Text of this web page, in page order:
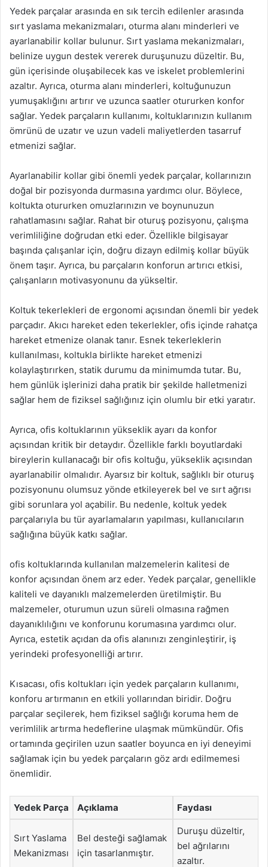
Yedek parçalar arasında en sık tercih edilenler arasında
sırt yaslama mekanizmaları, oturma alanı minderleri ve
ayarlanabilir kollar bulunur. Sırt yaslama mekanizmaları,
belinize uygun destek vererek duruşunuzu düzeltir. Bu,
gün içerisinde oluşabilecek kas ve iskelet problemlerini
azaltır. Ayrıca, oturma alanı minderleri, koltuğunuzun
yumuşaklığını artırır ve uzunca saatler otururken konfor
sağlar. Yedek parçaların kullanımı, koltuklarınızın kullanım
ömrünü de uzatır ve uzun vadeli maliyetlerden tasarruf
etmenizi sağlar.
Ayarlanabilir kollar gibi önemli yedek parçalar, kollarınızın
doğal bir pozisyonda durmasına yardımcı olur. Böylece,
koltukta otururken omuzlarınızın ve boynunuzun
rahatlamasını sağlar. Rahat bir oturuş pozisyonu, çalışma
verimliliğine doğrudan etki eder. Özellikle bilgisayar
başında çalışanlar için, doğru dizayn edilmiş kollar büyük
önem taşır. Ayrıca, bu parçaların konforun artırıcı etkisi,
çalışanların motivasyonunu da yükseltir.
Koltuk tekerlekleri de ergonomi açısından önemli bir yedek
parçadır. Akıcı hareket eden tekerlekler, ofis içinde rahatça
hareket etmenize olanak tanır. Esnek tekerleklerin
kullanılması, koltukla birlikte hareket etmenizi
kolaylaştırırken, statik durumu da minimumda tutar. Bu,
hem günlük işlerinizi daha pratik bir şekilde halletmenizi
sağlar hem de fiziksel sağlığınız için olumlu bir etki yaratır.
Ayrıca, ofis koltuklarının yükseklik ayarı da konfor
açısından kritik bir detaydır. Özellikle farklı boyutlardaki
bireylerin kullanacağı bir ofis koltuğu, yükseklik açısından
ayarlanabilir olmalıdır. Ayarsız bir koltuk, sağlıklı bir oturuş
pozisyonunu olumsuz yönde etkileyerek bel ve sırt ağrısı
gibi sorunlara yol açabilir. Bu nedenle, koltuk yedek
parçalarıyla bu tür ayarlamaların yapılması, kullanıcıların
sağlığına büyük katkı sağlar.
ofis koltuklarında kullanılan malzemelerin kalitesi de
konfor açısından önem arz eder. Yedek parçalar, genellikle
kaliteli ve dayanıklı malzemelerden üretilmiştir. Bu
malzemeler, oturumun uzun süreli olmasına rağmen
dayanıklılığını ve konforunu korumasına yardımcı olur.
Ayrıca, estetik açıdan da ofis alanınızı zenginleştirir, iş
yerindeki profesyonelliği artırır.
Kısacası, ofis koltukları için yedek parçaların kullanımı,
konforu artırmanın en etkili yollarından biridir. Doğru
parçalar seçilerek, hem fiziksel sağlığı koruma hem de
verimlilik artırma hedeflerine ulaşmak mümkündür. Ofis
ortamında geçirilen uzun saatler boyunca en iyi deneyimi
sağlamak için bu yedek parçaların göz ardı edilmemesi
önemlidir.
Yedek Parça Açıklama Faydası
Sırt Yaslama
Mekanizması
Bel desteği sağlamak
için tasarlanmıştır.
Duruşu düzeltir,
bel ağrılarını
azaltır.